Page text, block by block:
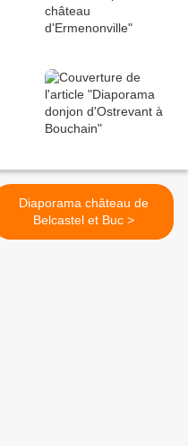
Diaporama château de
Belcastel et Buc >